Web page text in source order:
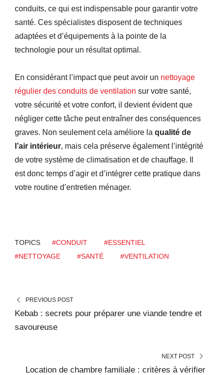
conduits, ce qui est indispensable pour garantir votre
santé. Ces spécialistes disposent de techniques
adaptées et d’équipements à la pointe de la
technologie pour un résultat optimal.
En considérant l’impact que peut avoir un nettoyage
régulier des conduits de ventilation sur votre santé,
votre sécurité et votre confort, il devient évident que
négliger cette tâche peut entraîner des conséquences
graves. Non seulement cela améliore la qualité de
l’air intérieur, mais cela préserve également l’intégrité
de votre système de climatisation et de chauffage. Il
est donc temps d’agir et d’intégrer cette pratique dans
votre routine d’entretien ménager.
TOPICS #CONDUIT
#ESSENTIEL
#NETTOYAGE
#SANTÉ #VENTILATION
PREVIOUS POST
Kebab : secrets pour préparer une viande tendre et
savoureuse
NEXT POST
Location de chambre familiale : critères à vérifier